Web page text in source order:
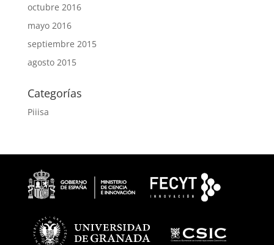
octubre 2016
mayo 2016
septiembre 2015
agosto 2015
Categorías
Piiisa